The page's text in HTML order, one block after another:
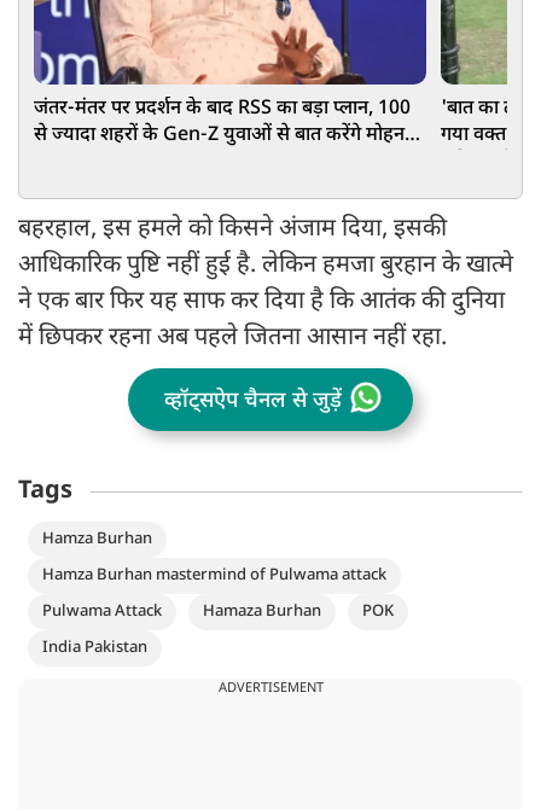
जंतर-मंतर पर प्रदर्शन के बाद RSS का बड़ा प्लान, 100
से ज्यादा शहरों के Gen-Z युवाओं से बात करेंगे मोहन
'बात का
गया वक्त…',
बहरहाल, इस हमले को किसने अंजाम दिया, इसकी
आधिकारिक पुष्टि नहीं हुई है. लेकिन हमजा बुरहान के खात्मे
ने एक बार फिर यह साफ कर दिया है कि आतंक की दुनिया
में छिपकर रहना अब पहले जितना आसान नहीं रहा.
व्हॉट्सऐप चैनल से जुड़ें
Tags
Hamza Burhan
Hamza Burhan mastermind of Pulwama attack
Pulwama Attack
Hamaza Burhan
POK
India Pakistan
ADVERTISEMENT